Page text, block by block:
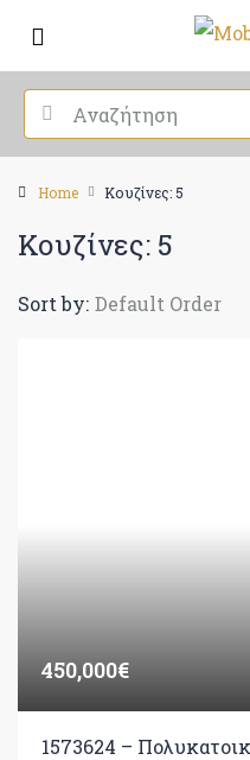
Home Κουζίνες: 5
Κουζίνες: 5
Sort by: Default Order
450,000€